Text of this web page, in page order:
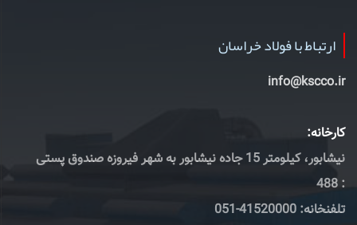
ارتباط با فولاد خراسان
info@kscco.ir
کارخانه:
نیشابور، کیلومتر 15 جاده نیشابور به شهر فیروزه صندوق پستی
: 488
تلفنخانه: 41520000-051